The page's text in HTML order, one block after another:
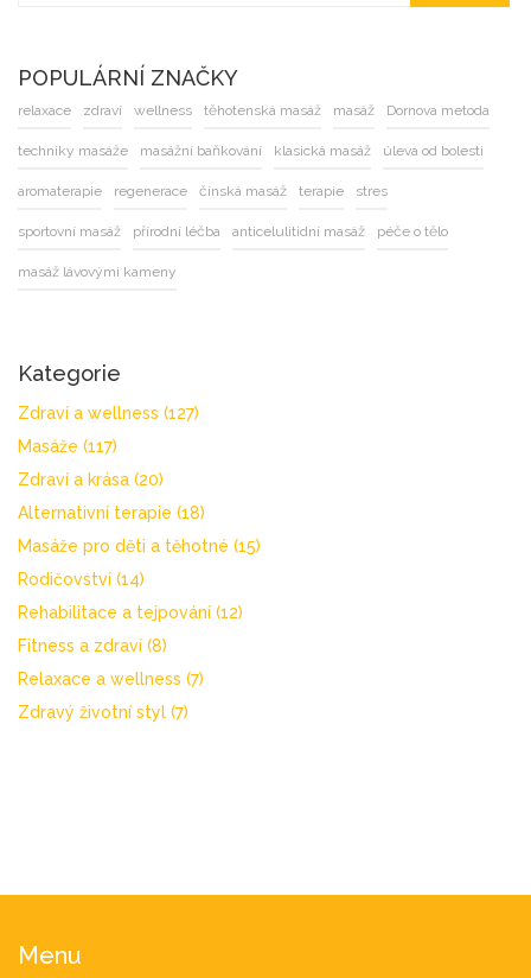
POPULÁRNÍ ZNAČKY
relaxace zdraví wellness těhotenská masáž masáž Dornova metoda
techniky masáže masážní baňkování klasická masáž úleva od bolesti
aromaterapie regenerace čínská masáž terapie stres
sportovní masáž přírodní léčba anticelulitidní masáž péče o tělo
masáž lávovými kameny
Kategorie
Zdraví a wellness (127)
Masáže (117)
Zdraví a krása (20)
Alternativní terapie (18)
Masáže pro děti a těhotné (15)
Rodičovství (14)
Rehabilitace a tejpování (12)
Fitness a zdraví (8)
Relaxace a wellness (7)
Zdravý životní styl (7)
Menu